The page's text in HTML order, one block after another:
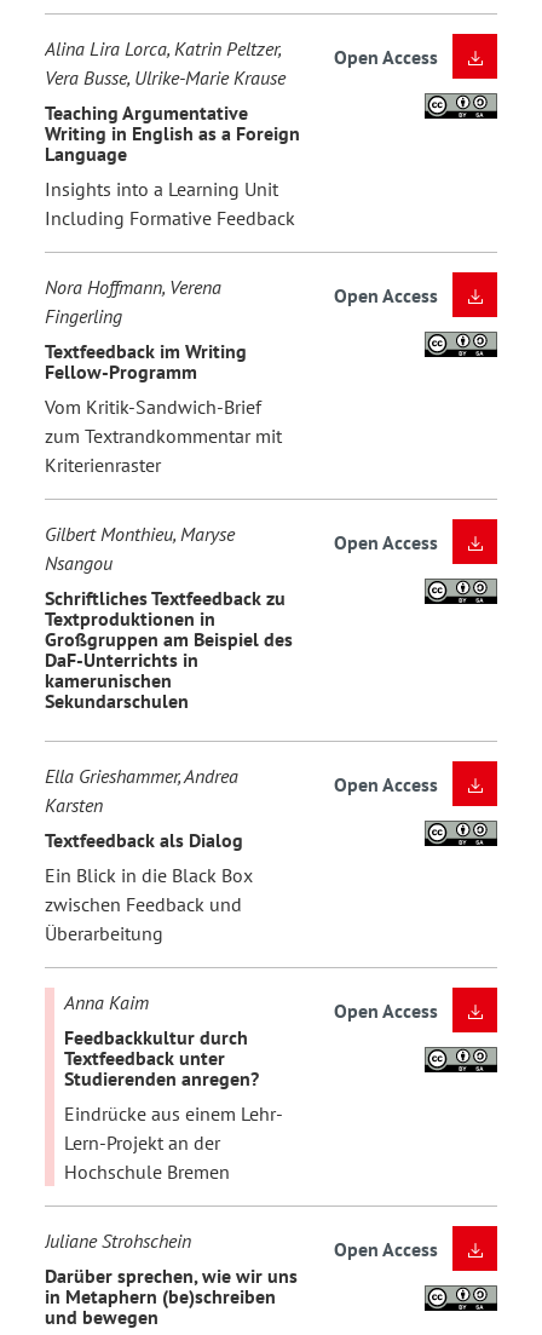
Alina Lira Lorca, Katrin Peltzer,
Vera Busse, Ulrike-Marie Krause
Teaching Argumentative
Writing in English as a Foreign
Language
Insights into a Learning Unit
Including Formative Feedback
Open Access
Nora Hoffmann, Verena
Fingerling
Textfeedback im Writing
Fellow-Programm
Vom Kritik-Sandwich-Brief
zum Textrandkommentar mit
Kriterienraster
Open Access
Gilbert Monthieu, Maryse
Nsangou
Schriftliches Textfeedback zu
Textproduktionen in
Großgruppen am Beispiel des
DaF-Unterrichts in
kamerunischen
Sekundarschulen
Open Access
Ella Grieshammer, Andrea
Karsten
Textfeedback als Dialog
Ein Blick in die Black Box
zwischen Feedback und
Überarbeitung
Open Access
Anna Kaim
Feedbackkultur durch
Textfeedback unter
Studierenden anregen?
Eindrücke aus einem Lehr-
Lern-Projekt an der
Hochschule Bremen
Open Access
Juliane Strohschein
Darüber sprechen, wie wir uns
in Metaphern (be)schreiben
und bewegen
Open Access